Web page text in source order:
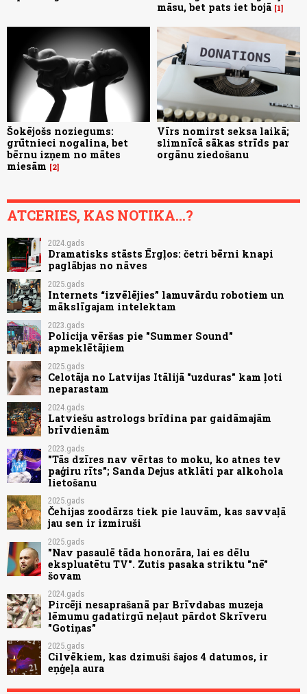
māsu, bet pats iet bojā 1
Šokējošs noziegums:
grūtnieci nogalina, bet
bērnu izņem no mātes
miesām
2
Vīrs nomirst seksa laikā;
slimnīcā sākas strīds par
orgānu ziedošanu
ATCERIES, KAS NOTIKA...?
2024.gads
Dramatisks stāsts Ērgļos: četri bērni knapi
paglābjas no nāves
2025.gads
Internets “izvēlējies” lamuvārdu robotiem un
mākslīgajam intelektam
2023.gads
Policija vēršas pie "Summer Sound"
apmeklētājiem
2025.gads
Celotāja no Latvijas Itālijā "uzduras" kam ļoti
neparastam
2024.gads
Latviešu astrologs brīdina par gaidāmajām
brīvdienām
2023.gads
"Tās dzīres nav vērtas to moku, ko atnes tev
paģiru rīts"; Sanda Dejus atklāti par alkohola
lietošanu
2025.gads
Čehijas zoodārzs tiek pie lauvām, kas savvaļā
jau sen ir izmiruši
2025.gads
"Nav pasaulē tāda honorāra, lai es dēlu
ekspluatētu TV". Zutis pasaka striktu "nē"
šovam
2024.gads
Pircēji nesaprašanā par Brīvdabas muzeja
lēmumu gadatirgū neļaut pārdot Skrīveru
"Gotiņas"
2025.gads
Cilvēkiem, kas dzimuši šajos 4 datumos, ir
eņģeļa aura